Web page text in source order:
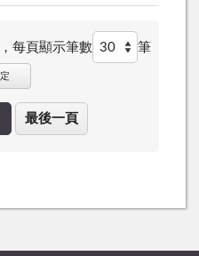
每頁顯示筆數 筆
最後一頁